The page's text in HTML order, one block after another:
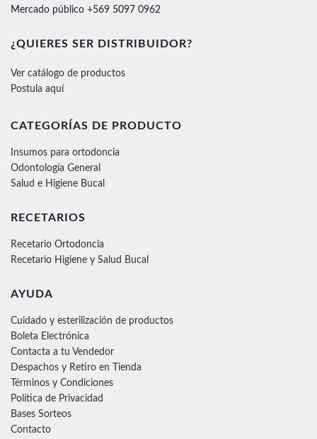
Mercado público +569 5097 0962
¿QUIERES SER DISTRIBUIDOR?
Ver catálogo de productos
Postula aquí
CATEGORÍAS DE PRODUCTO
Insumos para ortodoncia
Odontología General
Salud e Higiene Bucal
RECETARIOS
Recetario Ortodoncia
Recetario Higiene y Salud Bucal
AYUDA
Cuidado y esterilización de productos
Boleta Electrónica
Contacta a tu Vendedor
Despachos y Retiro en Tienda
Términos y Condiciones
Política de Privacidad
Bases Sorteos
Contacto